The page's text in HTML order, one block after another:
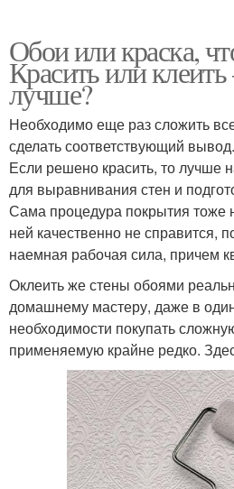
Обои или краска,
Красить или
лучше?
Необходимо еще раз сложить
сделать соответствующий вывод.
Если решено красить, то лучше
для выравнивания стен и
Сама процедура покрытия тоже
ней качественно не справится,
наемная рабочая сила, причем
Оклеить же стены обоями
домашнему мастеру, даже в
необходимости покупать
применяемую крайне редко.